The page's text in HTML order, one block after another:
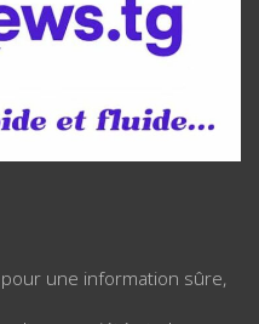
une information sûre,